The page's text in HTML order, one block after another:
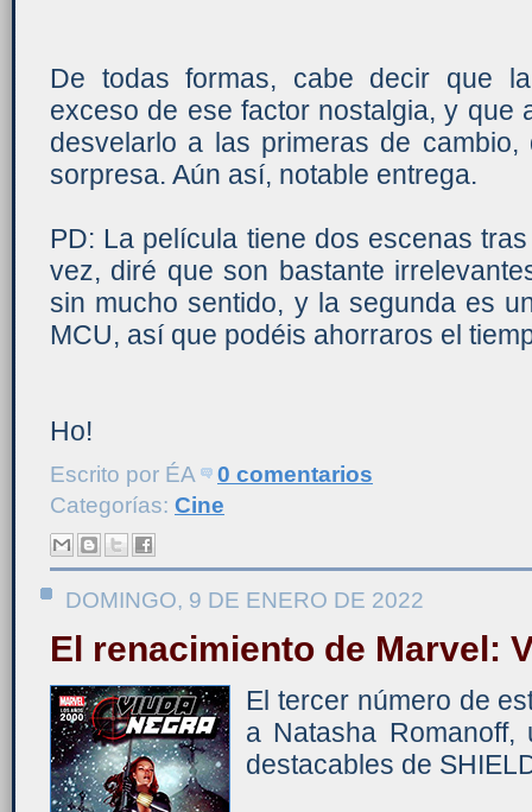
De todas formas, cabe decir que
exceso de ese factor nostalgia, y que
desvelarlo a las primeras de
sorpresa. Aún así, notable entrega.
PD: La película tiene dos escenas
vez, diré que son bastante
sin mucho sentido, y la segunda es
MCU, así que podéis ahorraros el
Ho!
Escrito por ÉA
0 comentarios
Categorías: Cine
DOMINGO, 9 DE ENERO DE 2022
El renacimiento de Marvel:
El tercer número de
a Natasha
destacables de